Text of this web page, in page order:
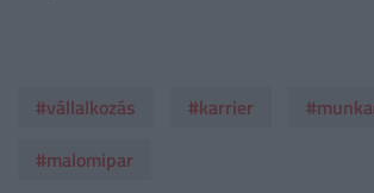
#vállalkozás #karrier
#malomipar